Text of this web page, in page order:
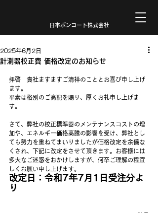
日本ボンコート株式会社
計測器校正費 価格改定のお知らせ
2025年6月2日
拝啓　貴社ますますご清祥のこととお喜び申し上げ
ます。
平素は格別のご高配を賜り、厚くお礼申し上げま
す。
さて、弊社の校正標準器のメンテナンスコストの増
加や、エネルギー価格高騰の影響を受け、弊社とし
ても努力を重ねてまいりましたが価格改定を余儀な
くされ、下記に改定をさせて頂きます。お客様には
多大なご迷惑をおかけしますが、何卒ご理解の程宜
しくお願い申し上げます。
改定日：令和7年7月1日受注分よ
り